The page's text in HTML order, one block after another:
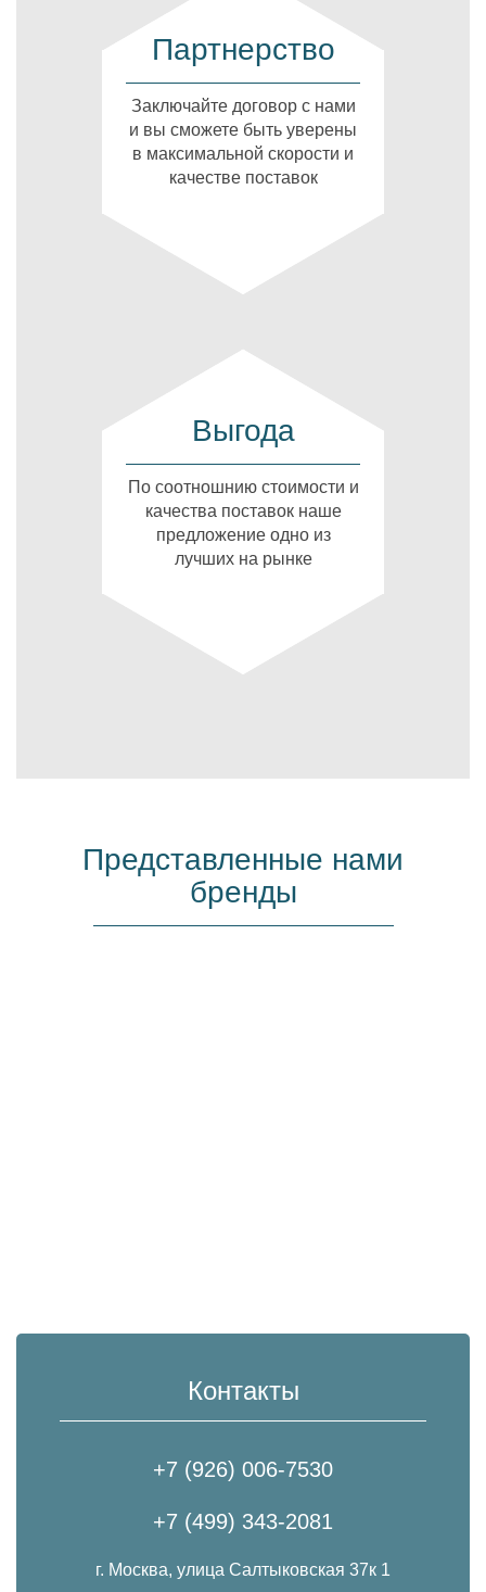
Партнерство
Заключайте договор с нами
и вы сможете быть уверены
в максимальной скорости и
качестве поставок
Выгода
По соотношнию стоимости и
качества поставок наше
предложение одно из
лучших на рынке
Представленные нами
бренды
Контакты
+7 (926) 006-7530
+7 (499) 343-2081
г. Москва, улица Салтыковская 37к 1